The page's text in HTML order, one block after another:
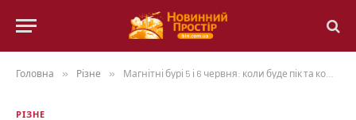
Головна » Різне » Магнітні бурі 5 і 6 червня: коли буде пік та кому варто бути обережними
РІЗНЕ